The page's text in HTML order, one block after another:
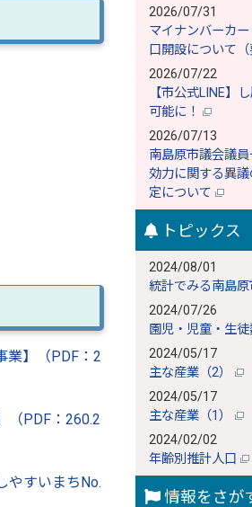
】（PDF：2
PDF：260.2
すいまちNo.
2026/07/31
マイナンバーカ
口開設について（
2026/07/22
【市公式LINE】
可能に！
2026/07/13
南島原市議会議
効力に関する異
定について
トピックス
2024/08/01
統計でみる南島
2024/07/26
園児・児童・生
2024/05/17
主な産業（2）
2024/05/17
主な産業（1）
2024/02/02
年齢別推計人口
情報をさが